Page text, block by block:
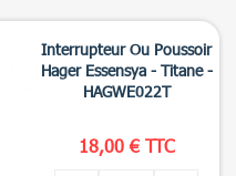
Interrupteur Ou Poussoir
Hager Essensya - Titane -
HAGWE022T
18,00 € TTC